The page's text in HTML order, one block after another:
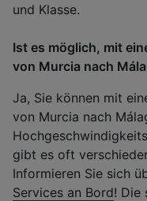
und Klasse.
Ist es möglich, mit
von Murcia nach
Ja, Sie können mit
von Murcia nach
gibt es oft
Informieren Sie sich
Services an Bord! Die